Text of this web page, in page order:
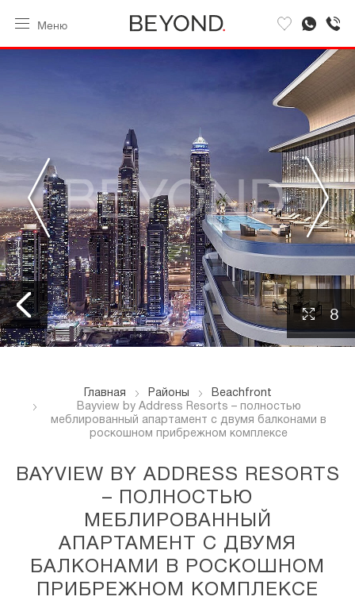
Меню
8
Главная Районы
Beachfront
Bayview by Address Resorts – полностью
меблированный апартамент с двумя балконами в
роскошном прибрежном комплексе
BAYVIEW BY ADDRESS RESORTS
– ПОЛНОСТЬЮ
МЕБЛИРОВАННЫЙ
АПАРТАМЕНТ С ДВУМЯ
БАЛКОНАМИ В РОСКОШНОМ
ПРИБРЕЖНОМ КОМПЛЕКСЕ